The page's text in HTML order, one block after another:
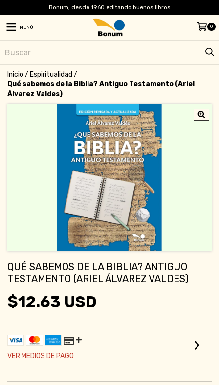
Bonum, desde 1960 editando buenos libros
MENÚ 0
Inicio / Espiritualidad /
Qué sabemos de la Biblia? Antiguo Testamento (Ariel
Álvarez Valdes)
QUÉ SABEMOS DE LA BIBLIA? ANTIGUO
TESTAMENTO (ARIEL ÁLVAREZ VALDES)
$12.63 USD
VER MEDIOS DE PAGO